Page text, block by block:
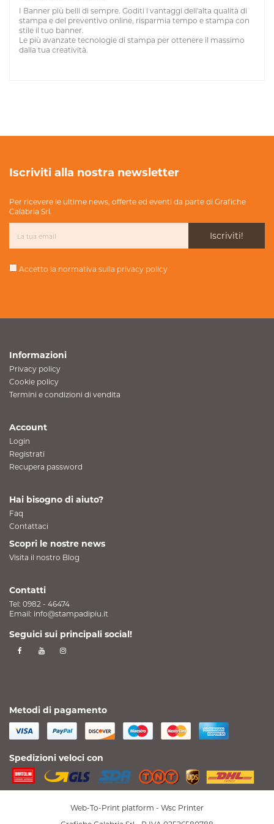
I Banner più belli di sempre. Goditi i vantaggi dell'alta qualità di
stampa e del preventivo online, risparmia tempo e stampa con
stile il tuo banner.
Le più avanzate tecnologie di stampa per ottenere il massimo
dalla tua creatività.
Iscriviti alla nostra newsletter
Per ricevere le ultime news, offerte ed eventi da parte di Grafiche
Calabria Srl.
Iscriviti!
Accetto la normativa sulla privacy policy
Informazioni
Privacy policy
Cookie policy
Termini e condizioni di vendita
Account
Login
Registrati
Recupera password
Hai bisogno di aiuto?
Faq
Contattaci
Scopri le nostre news
Visita il nostro Blog
Contatti
Tel: 0982 - 46474
Email: info@stampadipiu.it
Seguici sui principali social!
Metodi di pagamento
Spedizioni veloci con
Web-To-Print platform - Wsc Printer